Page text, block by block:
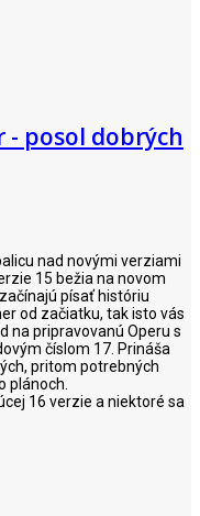
- posol dobrých
nad novými verziami
15 bežia na novom
písať históriu
od začiatku, tak isto vás
na pripravovanú Operu s
číslom 17. Prináša
pritom potrebných
plánoch.
16 verzie a niektoré sa